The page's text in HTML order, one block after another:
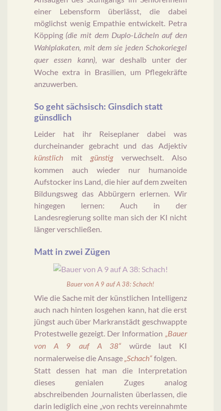
einer Lebensform überlässt, die dabei
möglichst wenig Empathie entwickelt. Petra
Köpping (die mit dem Duplo-Lächeln auf den
Wahlplakaten, mit dem sie jeden Schokoriegel
quer essen kann), war deshalb unter der
Woche extra in Brasilien, um Pflegekräfte
anzuwerben.
So geht sächsisch: Ginsdich statt
günsdlich
Leider hat ihr Reiseplaner dabei was
durcheinander gebracht und das Adjektiv
künstlichmit günstigverwechselt. Also
kommen auch wieder nur humanoide
Aufstocker ins Land, die hier auf dem zweiten
Bildungsweg das Abbürgern erlernen. Wir
hingegen lernen: Auch in der
Landesregierung sollte man sich der KI nicht
länger verschließen.
Matt in zwei Zügen
Bauer von A 9 auf A 38: Schach!
Wie die Sache mit der künstlichen Intelligenz
auch nach hinten losgehen kann, hat die erst
jüngst auch über Markranstädt geschwappte
Protestwelle gezeigt. Der Information „Bauer
von A 9 auf A 38“
würde laut KI
normalerweise die Ansage„Schach“folgen.
Statt dessen hat man die Interpretation
dieses genialen Zuges analog
abschreibenden Journalisten überlassen, die
darin lediglich eine „von rechts vereinnahmte